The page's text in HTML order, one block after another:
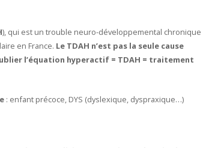
), qui est un trouble neuro-développemental chronique
en France. Le TDAH n’est pas la seule cause
l’équation hyperactif = TDAH = traitement
: enfant précoce, DYS (dyslexique, dyspraxique…)